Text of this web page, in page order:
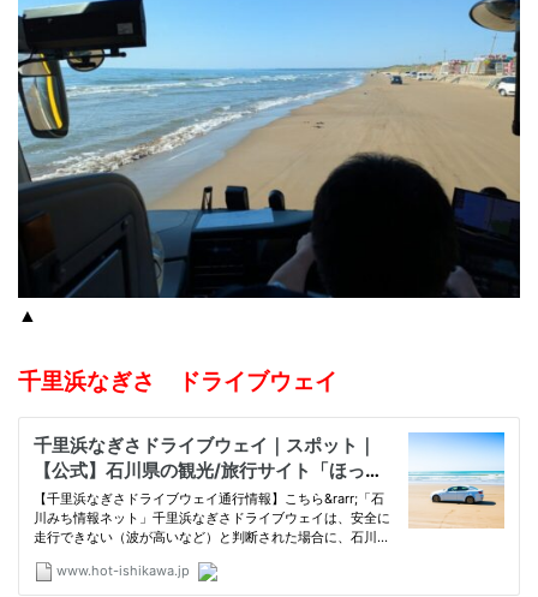
▲
千里浜なぎさ ドライブウェイ